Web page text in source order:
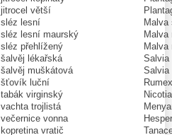
jitrocel větší
sléz lesní
Malva
sléz lesní maurský
Malva
sléz přehlížený
Malva
šalvěj lékařská
Salvia
šalvěj muškátová
Salvia
šťovík luční
tabák virginský
vachta trojlistá
večernice vonna
kopretina vratič